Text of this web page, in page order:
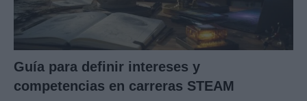
Guía para definir intereses y
competencias en carreras STEAM